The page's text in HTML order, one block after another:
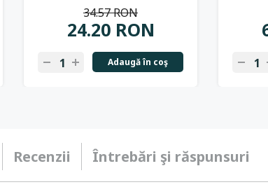
24.20 RON
34.57 RON
Adaugă în coş
Recenzii Întrebări şi răspunsuri